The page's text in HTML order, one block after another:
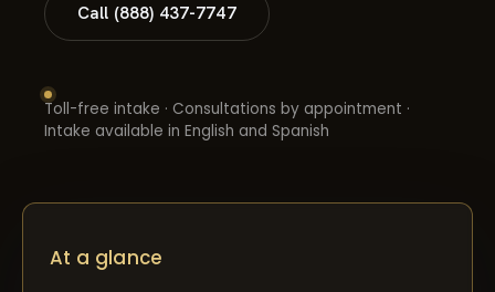
Call (888) 437-7747
Toll-free intake · Consultations by appointment ·
Intake available in English and Spanish
At a glance